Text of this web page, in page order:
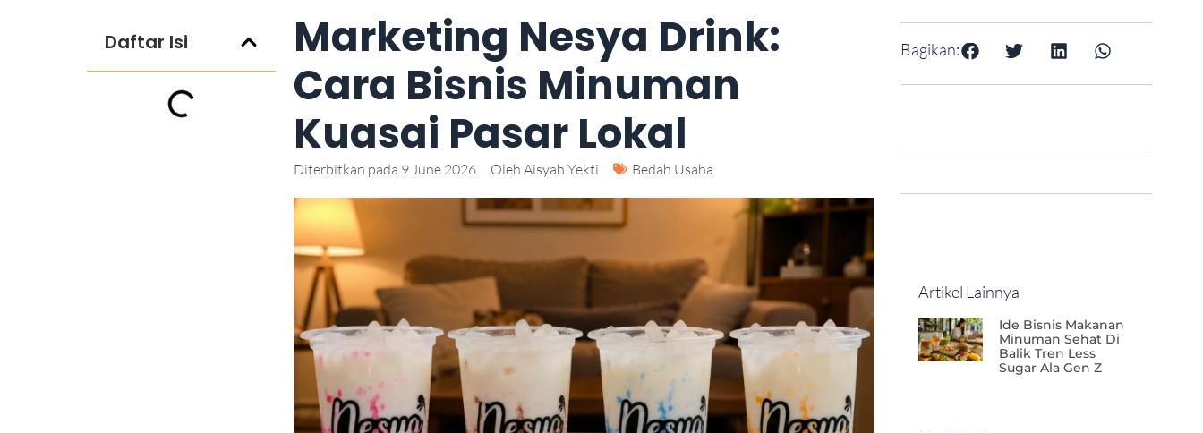
Daftar Isi
Marketing Nesya Drink:
Cara Bisnis Minuman
Kuasai Pasar Lokal
Diterbitkan pada 9 June 2026 Oleh Aisyah Yekti Bedah Usaha
Bagikan:
Artikel Lainnya
Ide Bisnis Makanan
Minuman Sehat Di
Balik Tren Less
Sugar Ala Gen Z